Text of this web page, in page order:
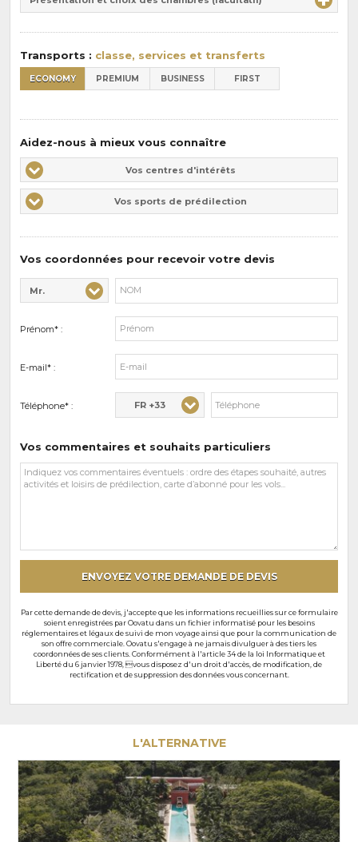
pension
:
Transports : classe, services et transferts
ECONOMY PREMIUM BUSINESS FIRST
Aidez-nous à mieux vous connaître
Vos
centres
d'intérêts
Vos centres d'intérêts
Vos
sports
Vos sports de prédilection
Vos coordonnées pour recevoir votre devis
Civilité* :
Mr.
Nom* :
Prénom* :
E-mail* :
Téléphone* : FR +33
Vos commentaires et souhaits particuliers
Vos
commentaires
ENVOYEZ VOTRE DEMANDE DE DEVIS
Par cette demande de devis, j'accepte que les informations recueillies sur ce formulaire
soient enregistrées par Oovatu dans un fichier informatisé pour les besoins
réglementaires et légaux de suivi de mon voyage ainsi que pour la communication de
son offre commerciale. Oovatu s'engage à ne jamais divulguer à des tiers les
coordonnées de ses clients. Conformément à l'article 34 de la loi Informatique et
Liberté du 6 janvier 1978, vous disposez d'un droit d'accès, de modification, de
rectification et de suppression des données vous concernant.
L'ALTERNATIVE